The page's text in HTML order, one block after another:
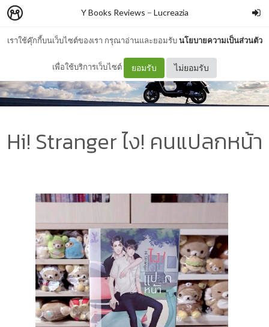
เราใช้คุ๊กกี้บนเว็บไซต์ของเรา กรุณาอ่านและยอมรับนโยบายความเป็นส่วนตัว
เพื่อใช้บริการเว็บไซต์ ยอมรับ ไม่ยอมรับ
Y Books Reviews – Lucreazia
Hi! Stranger ไง! คนแปลกหน้า